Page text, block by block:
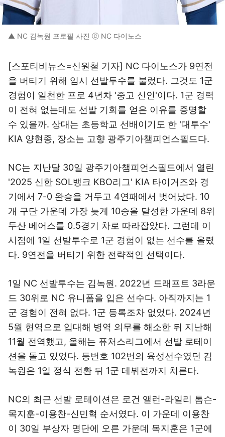
▲ NC 김녹원 프로필 사진 ⓒ NC 다이노스
[스포티비뉴스=신원철 기자] NC 다이노스가 9연전
을 버티기 위해 임시 선발투수를 불렀다. 그것도 1군
경험이 일천한 프로 4년차 '중고 신인'이다. 1군 경력
이 전혀 없는데도 선발 기회를 얻은 이유를 증명할
수 있을까. 상대는 초등학교 선배이기도 한 '대투수'
KIA 양현종, 장소는 고향 광주기아챔피언스필드다.
NC는 지난달 30일 광주기아챔피언스필드에서 열린
'2025 신한 SOL뱅크 KBO리그' KIA 타이거즈와 경
기에서 7-0 완승을 거두고 4연패에서 벗어났다. 10
개 구단 가운데 가장 늦게 10승을 달성한 가운데 8위
두산 베어스를 0.5경기 차로 따라잡았다. 그런데 이
시점에 1일 선발투수로 1군 경험이 없는 선수를 올렸
다. 9연전을 버티기 위한 전략적인 선택이다.
1일 NC 선발투수는 김녹원. 2022년 드래프트 3라운
드 30위로 NC 유니폼을 입은 선수다. 아직까지는 1
군 경험이 전혀 없다. 1군 등록조차 없었다. 2024년
5월 현역으로 입대해 병역 의무를 해소한 뒤 지난해
11월 전역했고, 올해는 퓨처스리그에서 선발 로테이
션을 돌고 있었다. 등번호 102번의 육성선수였던 김
녹원은 1일 정식 전환 뒤 1군 데뷔전까지 치른다.
NC의 최근 선발 로테이션은 로건 앨런-라일리 톰슨-
목지훈-이용찬-신민혁 순서였다. 이 가운데 이용찬
이 30일 부상자 명단에 오른 가운데 목지훈은 1군에